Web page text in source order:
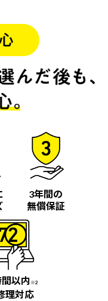
3年間の
無償保証
以内 ※2
理対応